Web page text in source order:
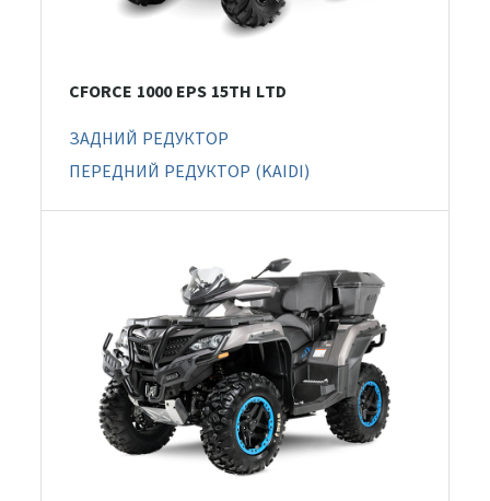
CFORCE 1000 EPS 15TH LTD
ЗАДНИЙ РЕДУКТОР
ПЕРЕДНИЙ РЕДУКТОР (KAIDI)